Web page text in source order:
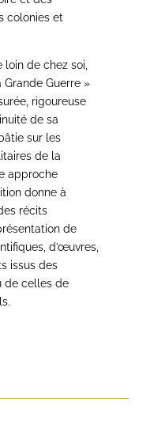
colonies et
loin de chez soi,
Grande Guerre »
rigoureuse
de sa
sur les
de la
approche
donne à
récits
de
d’œuvres,
issus des
de celles de